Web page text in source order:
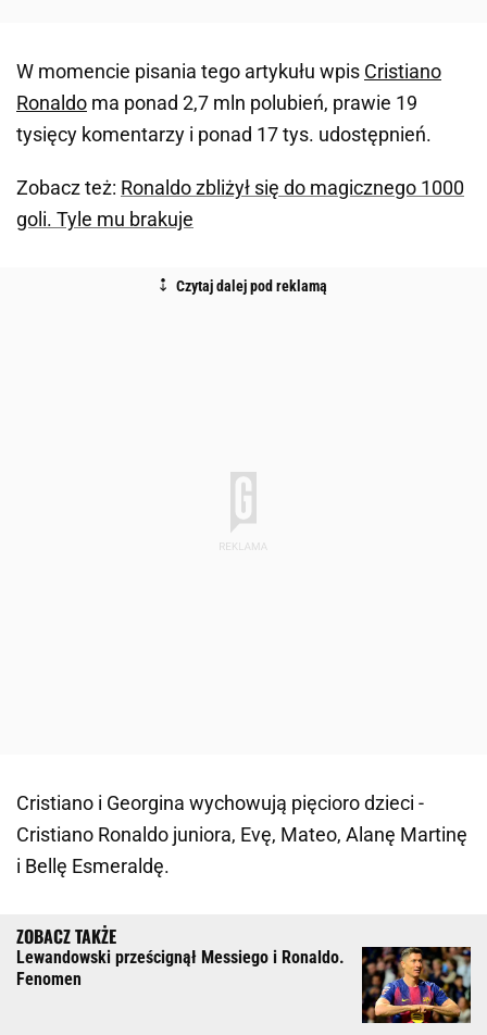
W momencie pisania tego artykułu wpis Cristiano
Ronaldo ma ponad 2,7 mln polubień, prawie 19
tysięcy komentarzy i ponad 17 tys. udostępnień.
Zobacz też: Ronaldo zbliżył się do magicznego 1000
goli. Tyle mu brakuje
Cristiano i Georgina wychowują pięcioro dzieci -
Cristiano Ronaldo juniora, Evę, Mateo, Alanę Martinę
i Bellę Esmeraldę.
Lewandowski prześcignął Messiego i Ronaldo.
Fenomen